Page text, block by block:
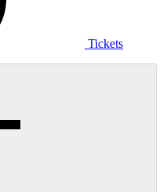
Tickets